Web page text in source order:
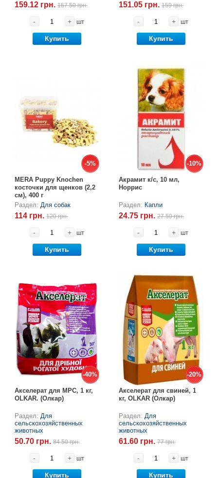
159.12 грн.167.50 грн.
- + шт
Купить
151.05 грн.159 грн.
- + шт
Купить
-5%
-5%
MERA Puppy Knochen
косточки для щенков (2,2
см), 400 г
Раздел:Для собак
114 грн.120 грн.
- + шт
Купить
-10%
-10%
Акрамит к/с, 10 мл,
Норрис
Раздел: Капли
24.75 грн.27.50 грн.
- + шт
Купить
-40%
-40%
Акселерат для МРС, 1 кг,
OLKAR. (Олкар)
Раздел:Для
сельскохозяйственных
животных
50.70 грн.84.50 грн.
- + шт
Купить
-20%
-20%
Акселерат для свиней, 1
кг, OLKAR (Олкар)
Раздел:Для
сельскохозяйственных
животных
61.60 грн.77 грн.
- + шт
Купить